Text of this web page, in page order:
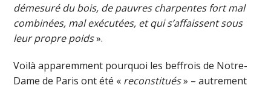
démesuré du bois, de pauvres charpentes fort mal
combinées, mal exécutées, et qui s’affaissent sous
leur propre poids».
Voilà apparemment pourquoi les beffrois de Notre-
Dame de Paris ont été « reconstitués» – autrement